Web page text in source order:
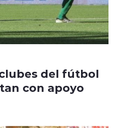
del fútbol
con apoyo